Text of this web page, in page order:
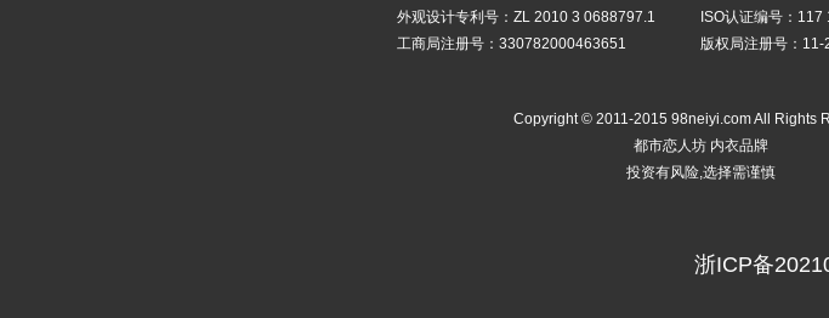
外观设计专利号：ZL 2010 3 0688797.1
ISO认证编号：
工商局注册号：330782000463651
版权局注册号：
Copyright © 2011-2015 98neiyi.com All Rights
都市恋人坊 内衣品牌
投资有风险,选择需谨慎
浙ICP备